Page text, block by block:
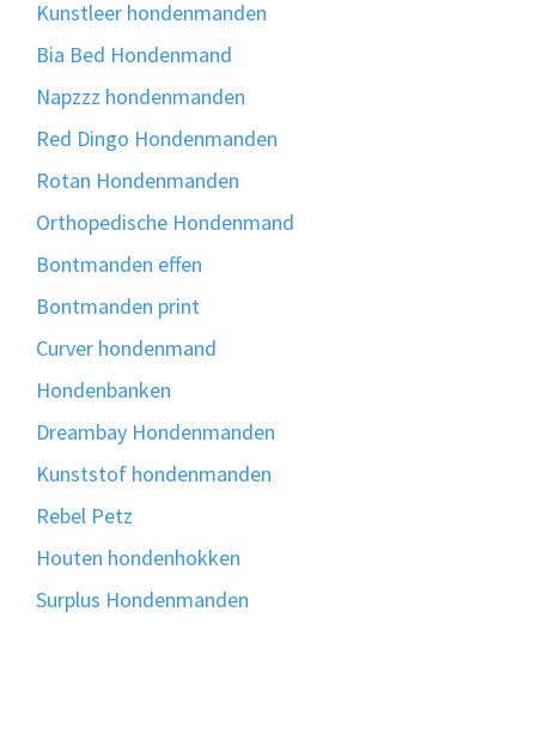
Kunstleer hondenmanden
Bia Bed Hondenmand
Napzzz hondenmanden
Red Dingo Hondenmanden
Rotan Hondenmanden
Orthopedische Hondenmand
Bontmanden effen
Bontmanden print
Curver hondenmand
Hondenbanken
Dreambay Hondenmanden
Kunststof hondenmanden
Rebel Petz
Houten hondenhokken
Surplus Hondenmanden